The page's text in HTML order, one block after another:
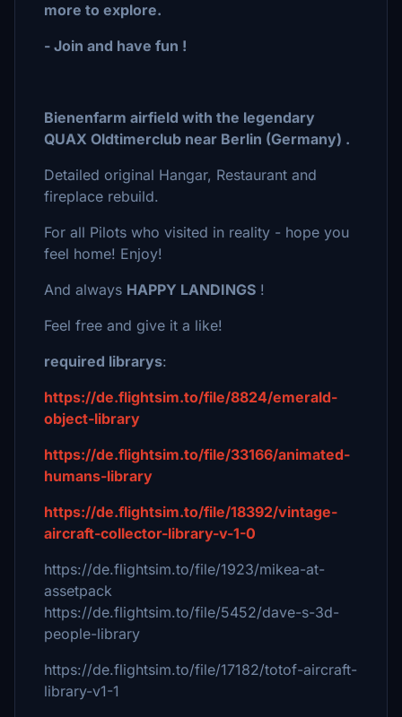
more to explore.
- Join and have fun !
Bienenfarm airfield with the legendary
QUAX Oldtimerclub near Berlin (Germany) .
Detailed original Hangar, Restaurant and
fireplace rebuild.
For all Pilots who visited in reality - hope you
feel home! Enjoy!
And always HAPPY LANDINGS !
Feel free and give it a like!
required librarys:
https://de.flightsim.to/file/8824/emerald-
object-library
https://de.flightsim.to/file/33166/animated-
humans-library
https://de.flightsim.to/file/18392/vintage-
aircraft-collector-library-v-1-0
https://de.flightsim.to/file/1923/mikea-at-
assetpack
https://de.flightsim.to/file/5452/dave-s-3d-
people-library
https://de.flightsim.to/file/17182/totof-aircraft-
library-v1-1